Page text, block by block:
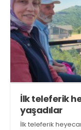
İlk teleferik
yaşadılar
İlk teleferik